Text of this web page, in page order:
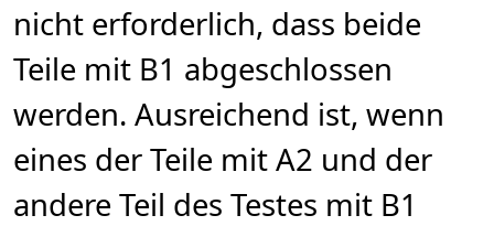
nicht erforderlich, dass beide
Teile mit B1 abgeschlossen
werden. Ausreichend ist, wenn
eines der Teile mit A2 und der
andere Teil des Testes mit B1